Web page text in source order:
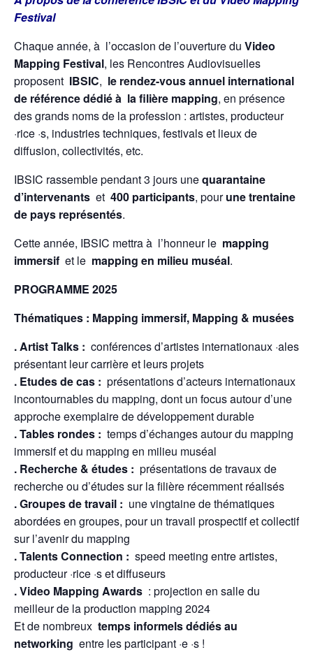
Festival
Chaque année, à l’occasion de l’ouverture du Video
Mapping Festival, les Rencontres Audiovisuelles
proposent IBSIC, le rendez-vous annuel international
de référence dédié à la filière mapping, en présence
des grands noms de la profession : artistes, producteur
·rice ·s, industries techniques, festivals et lieux de
diffusion, collectivités, etc.
IBSIC rassemble pendant 3 jours unequarantaine
d’intervenants et 400 participants, pourune trentaine
de pays représentés.
Cette année, IBSIC mettra à l’honneur le mapping
immersif et le mapping en milieu muséal.
PROGRAMME 2025
Thématiques : Mapping immersif, Mapping & musées
. Artist Talks : conférences d’artistes internationaux ·ales
présentant leur carrière et leurs projets
. Etudes de cas : présentations d’acteurs internationaux
incontournables du mapping, dont un focus autour d’une
approche exemplaire de développement durable
. Tables rondes : temps d’échanges autour du mapping
immersif et du mapping en milieu muséal
. Recherche & études : présentations de travaux de
recherche ou d’études sur la filière récemment réalisés
. Groupes de travail : une vingtaine de thématiques
abordées en groupes, pour un travail prospectif et collectif
sur l’avenir du mapping
. Talents Connection : speed meeting entre artistes,
producteur ·rice ·s et diffuseurs
. Video Mapping Awards : projection en salle du
meilleur de la production mapping 2024
Et de nombreux temps informels dédiés au
networking entre les participant ·e ·s !